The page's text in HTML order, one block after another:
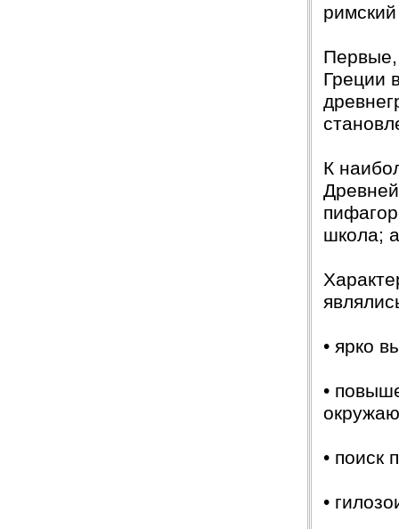
Греции
К
школа;
• ярко
•
• поиск
•